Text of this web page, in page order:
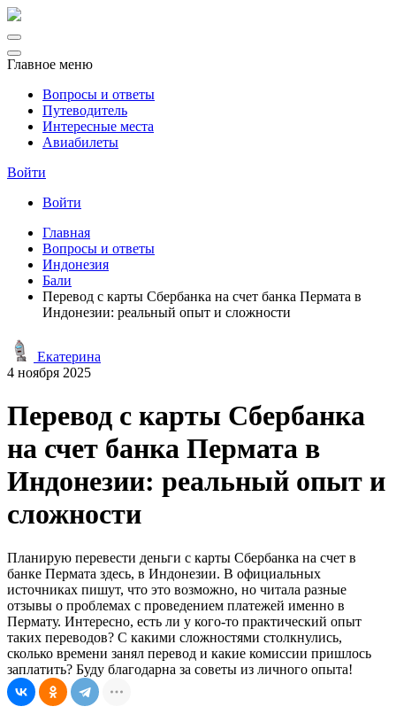
Главное меню
Вопросы и ответы
Путеводитель
Интересные места
Авиабилеты
Войти
Войти
Главная
Вопросы и ответы
Индонезия
Бали
Перевод с карты Сбербанка на счет банка Пермата в
Индонезии: реальный опыт и сложности
Екатерина
4 ноября 2025
Перевод с карты Сбербанка
на счет банка Пермата в
Индонезии: реальный опыт и
сложности
Планирую перевести деньги с карты Сбербанка на счет в
банке Пермата здесь, в Индонезии. В официальных
источниках пишут, что это возможно, но читала разные
отзывы о проблемах с проведением платежей именно в
Пермату. Интересно, есть ли у кого-то практический опыт
таких переводов? С какими сложностями столкнулись,
сколько времени занял перевод и какие комиссии пришлось
заплатить? Буду благодарна за советы из личного опыта!